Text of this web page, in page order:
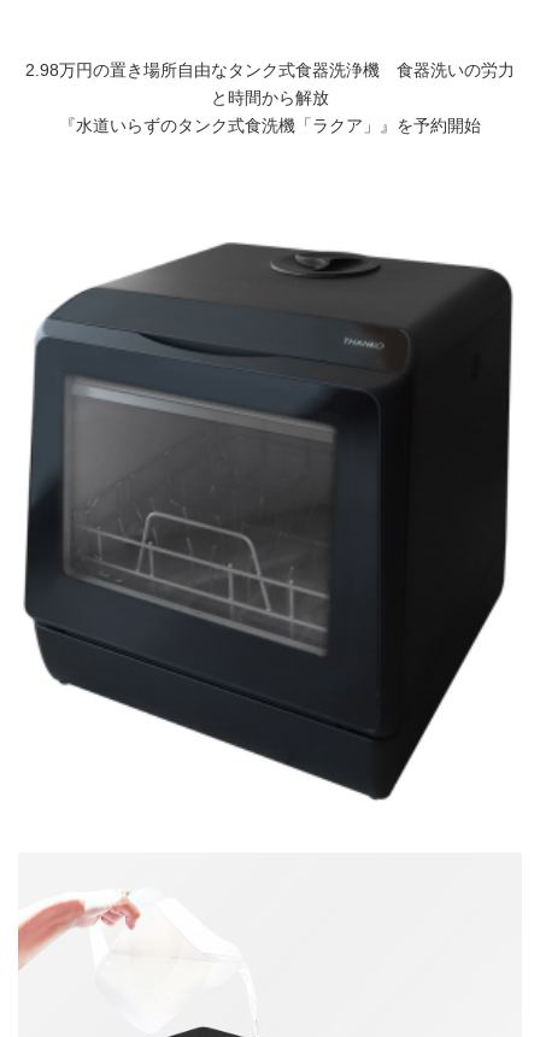
2.98万円の置き場所自由なタンク式食器洗浄機 食器洗いの労力
と時間から解放
『水道いらずのタンク式食洗機「ラクア」』を予約開始